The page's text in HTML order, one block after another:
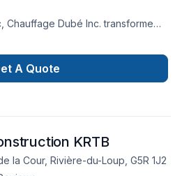
Chauffage Dubé Inc. transforme
Chauffage, Chauffage à l'huile,
centrée sur le client,
adaptées à vos besoins
A Quote
KRTB
la Cour, Rivière-du-Loup, G5R 1J2